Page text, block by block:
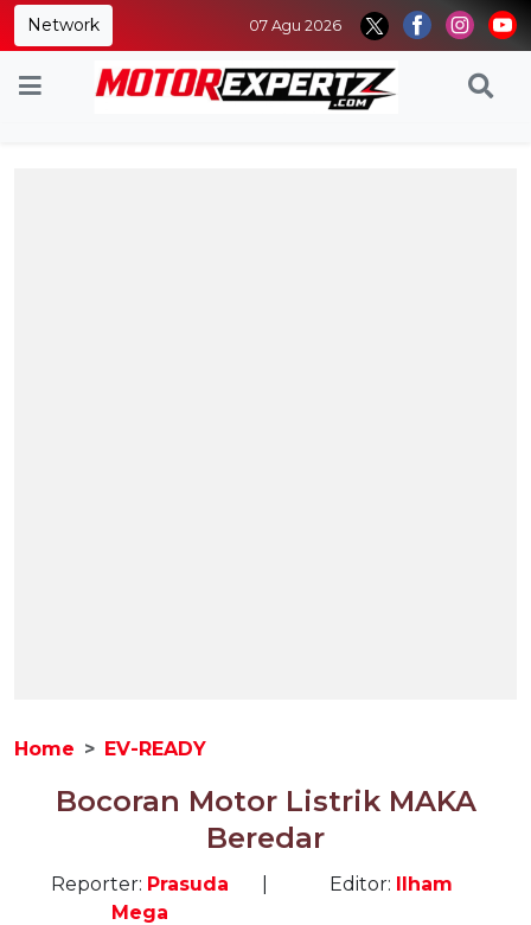
Network 07 Agu 2026
Home EV-READY
Bocoran Motor Listrik MAKA
Beredar
Reporter: Prasuda
Mega
Editor: Ilham